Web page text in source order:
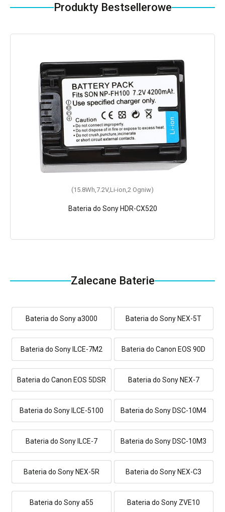
Produkty Bestsellerowe
(15.8Wh,7.2V,Li-ion,2 Ogniw)
Bateria do Sony HDR-CX520
Zalecane Baterie
Bateria do Sony a3000 Bateria do Sony NEX-5T
Bateria do Sony ILCE-7M2 Bateria do Canon EOS 90D
Bateria do Canon EOS 5DSR Bateria do Sony NEX-7
Bateria do Sony ILCE-5100 Bateria do Sony DSC-10M4
Bateria do Sony ILCE-7 Bateria do Sony DSC-10M3
Bateria do Sony NEX-5R Bateria do Sony NEX-C3
Bateria do Sony a55 Bateria do Sony ZVE10